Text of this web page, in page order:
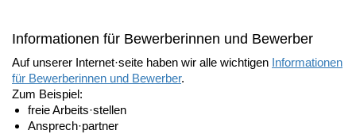
Informationen für Bewerberinnen und Bewerber
Auf unserer Internet·seite haben wir alle wichtigen Informationen
für Bewerberinnen und Bewerber.
Zum Beispiel:
freie Arbeits·stellen
Ansprech·partner